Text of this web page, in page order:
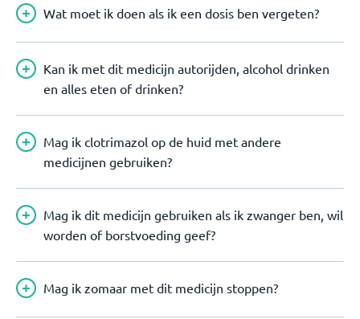
Wat moet ik doen als ik een dosis ben vergeten?
Kan ik met dit medicijn autorijden, alcohol drinken
en alles eten of drinken?
Mag ik clotrimazol op de huid met andere
medicijnen gebruiken?
Mag ik dit medicijn gebruiken als ik zwanger ben, wil
worden of borstvoeding geef?
Mag ik zomaar met dit medicijn stoppen?